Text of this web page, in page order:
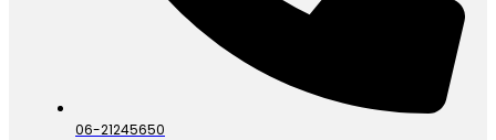
06-21245650